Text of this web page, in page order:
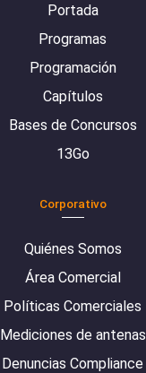
Portada
Programas
Programación
Capítulos
Bases de Concursos
13Go
Corporativo
Quiénes Somos
Área Comercial
Políticas Comerciales
Mediciones de antenas
Denuncias Compliance